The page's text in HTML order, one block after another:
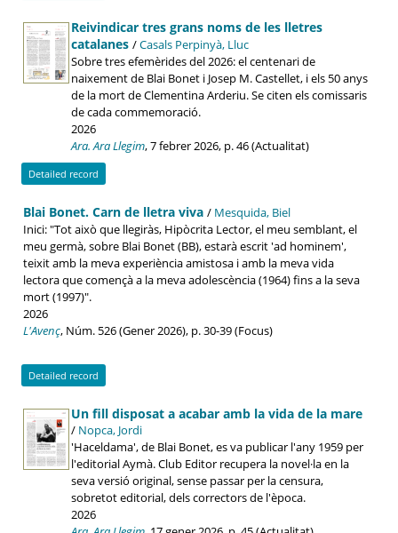
Reivindicar tres grans noms de les lletres
catalanes /Casals Perpinyà, Lluc
Sobre tres efemèrides del 2026: el centenari de
naixement de Blai Bonet i Josep M. Castellet, i els 50 anys
de la mort de Clementina Arderiu. Se citen els comissaris
de cada commemoració.
2026
Ara. Ara Llegim, 7 febrer 2026, p. 46 (Actualitat)
Detailed record
Blai Bonet. Carn de lletra viva / Mesquida, Biel
Inici: "Tot això que llegiràs, Hipòcrita Lector, el meu semblant, el
meu germà, sobre Blai Bonet (BB), estarà escrit 'ad hominem',
teixit amb la meva experiència amistosa i amb la meva vida
lectora que començà a la meva adolescència (1964) fins a la seva
mort (1997)".
2026
L'Avenç, Núm. 526 (Gener 2026), p. 30-39 (Focus)
Detailed record
Un fill disposat a acabar amb la vida de la mare
/ Nopca, Jordi
'Haceldama', de Blai Bonet, es va publicar l'any 1959 per
l'editorial Aymà. Club Editor recupera la novel·la en la
seva versió original, sense passar per la censura,
sobretot editorial, dels correctors de l'època.
2026